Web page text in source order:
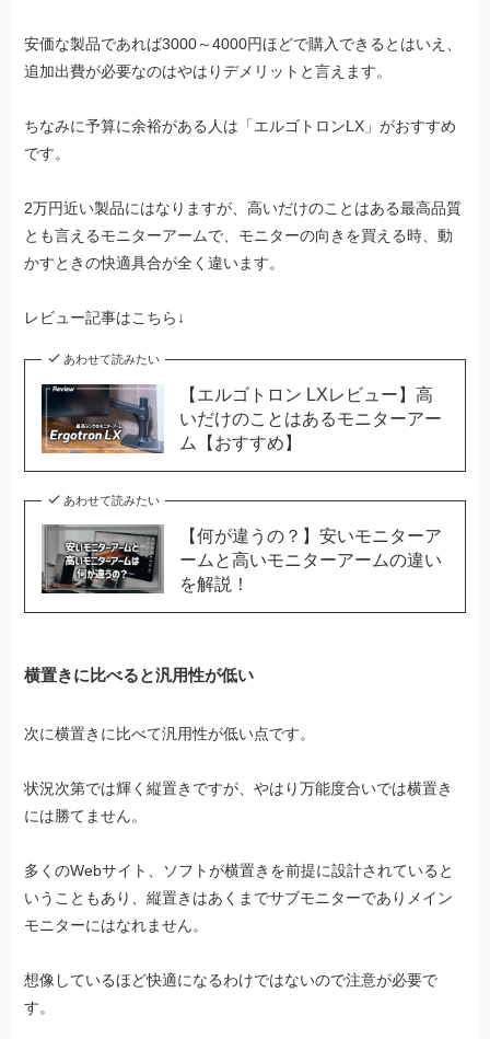
安価な製品であれば3000～4000円ほどで購入できるとはいえ、
追加出費が必要なのはやはりデメリットと言えます。
ちなみに予算に余裕がある人は「エルゴトロンLX」がおすすめ
です。
2万円近い製品にはなりますが、高いだけのことはある最高品質
とも言えるモニターアームで、モニターの向きを買える時、動
かすときの快適具合が全く違います。
レビュー記事はこちら↓
あわせて読みたい
【エルゴトロン LXレビュー】高
いだけのことはあるモニターアー
ム【おすすめ】
あわせて読みたい
【何が違うの？】安いモニターア
ームと高いモニターアームの違い
を解説！
横置きに比べると汎用性が低い
次に横置きに比べて汎用性が低い点です。
状況次第では輝く縦置きですが、やはり万能度合いでは横置き
には勝てません。
多くのWebサイト、ソフトが横置きを前提に設計されていると
いうこともあり、縦置きはあくまでサブモニターでありメイン
モニターにはなれません。
想像しているほど快適になるわけではないので注意が必要で
す。